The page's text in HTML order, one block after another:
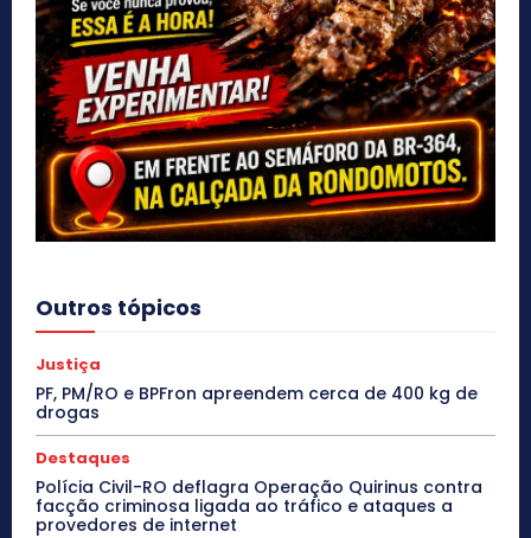
Outros tópicos
Justiça
PF, PM/RO e BPFron apreendem cerca de 400 kg de
drogas
Destaques
Polícia Civil-RO deflagra Operação Quirinus contra
facção criminosa ligada ao tráfico e ataques a
provedores de internet